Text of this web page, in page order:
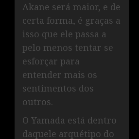
Akane será maior, e de
certa forma, é graças a
isso que ele passa a
pelo menos tentar se
esforçar para
entender mais os
sentimentos dos
outros.
O Yamada está dentro
daquele arquétipo do